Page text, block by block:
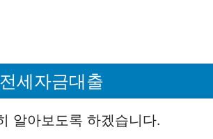
세자금대출
알아보도록 하겠습니다.